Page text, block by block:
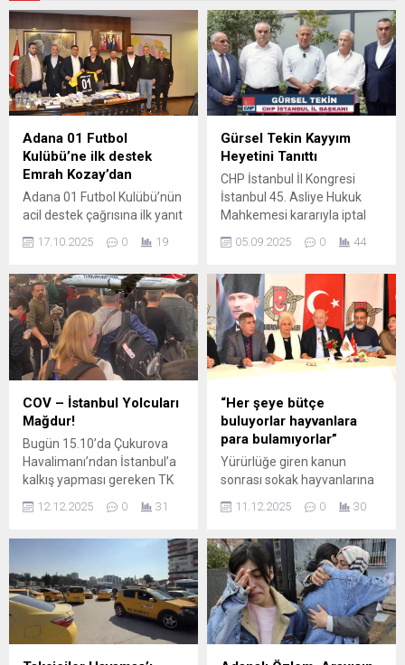
Adana 01 Futbol
Kulübü’ne ilk destek
Emrah Kozay’dan
Adana 01 Futbol Kulübü’nün
acil destek çağrısına ilk yanıt
Emrah Kozay’dan geldi.
kulübümüzün yanında
olmalıyız” diyerek Adana 01
FK’ya tam destek sözü verdi.
ACİL DESTEK ÇAĞRISINA
İLK YANIT EMRAH
KOZAY’DAN GELDİ!
Adana’nın futbol
sahnesinde yükselen değeri
Adana 01 FK, başarı
yolculuğunda önemli bir
adım...
17.10.2025 0 19
Gürsel Tekin Kayyım
Heyetini Tanıttı
CHP İstanbul İl Kongresi
İstanbul 45. Asliye Hukuk
Mahkemesi kararıyla iptal
Başkanı Özgür Çelik, İl
yedek üyeleri, İl Disiplin
Kurulu asıl ve yedek
üyelerinin tedbiren
görevden uzaklaştırılırken
geçici olarak Gürsel Tekin,
Zeki Şen, Hasan Babacan,
Müjdat Gürbüz, Erkan
Narsap’tan oluşan heyet
görevlendirildi....
05.09.2025 0 44
COV – İstanbul Yolcuları
Mağdur!
Bugün 15.10’da Çukurova
Havalimanı’ndan İstanbul’a
kalkış yapması gereken TK
uçağında kanat arızası
gerçekleşmedi. Boeing B737
marka uçağın önce 15
dakika rötar yapılacağı
duyuruldu. Ancak ilerleyen
dakikalarda kanadında arıza
olduğu belirtilerek yolcular
uçağa alınmadı. Bölgeden
12.12.2025 0 31
“Her şeye bütçe
buluyorlar hayvanlara
para bulamıyorlar”
Yürürlüğe giren kanun
sonrası sokak hayvanlarına
hakkında; DOHAYKO Genel
KİHAYKO Kurucu Başkanı
Metin Yıldırım ve CANKOP
Başkanı Sibel Seyitoğlu;
Çukurova Gazeteciler
Cemiyeti Sosyal
Tesisleri’nde basın toplantısı
düzenledi. Tüm sokak
11.12.2025 0 30